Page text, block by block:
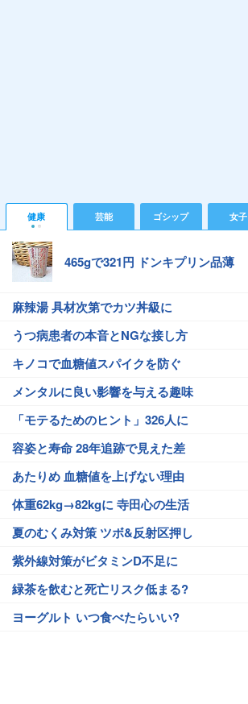
健康 芸能 ゴシップ 女子
465gで321円 ドンキプリン品薄
麻辣湯 具材次第でカツ丼級に
うつ病患者の本音とNGな接し方
キノコで血糖値スパイクを防ぐ
メンタルに良い影響を与える趣味
「モテるためのヒント」326人に
容姿と寿命 28年追跡で見えた差
あたりめ 血糖値を上げない理由
体重62kg→82kgに 寺田心の生活
夏のむくみ対策 ツボ&反射区押し
紫外線対策がビタミンD不足に
緑茶を飲むと死亡リスク低まる?
ヨーグルト いつ食べたらいい?